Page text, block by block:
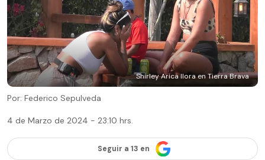
Shirley Arica llora en Tierra Brava
Por: Federico Sepulveda
4 de Marzo de 2024 - 23:10 hrs.
Seguir a 13 en